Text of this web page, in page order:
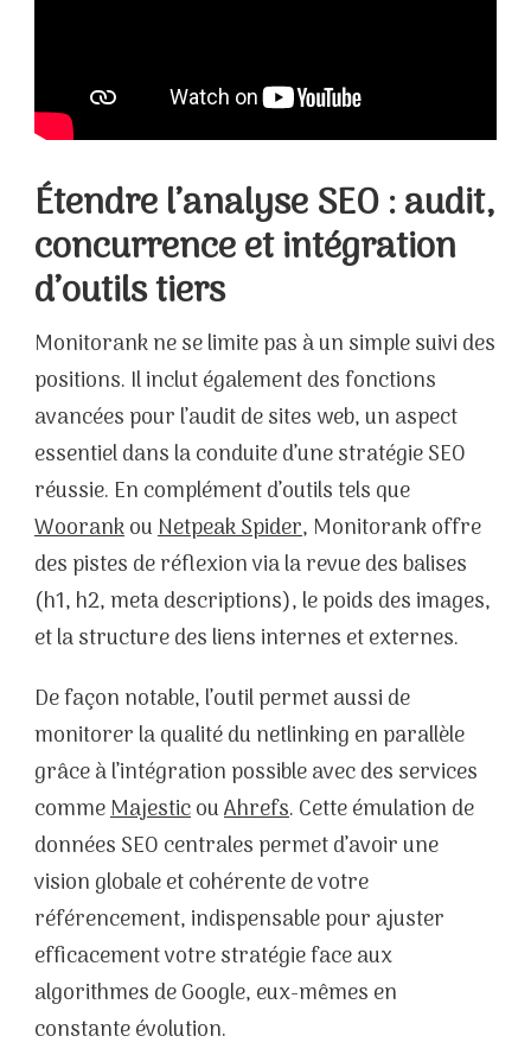
Étendre l’analyse SEO : audit,
concurrence et intégration
d’outils tiers
Monitorank ne se limite pas à un simple suivi des
positions. Il inclut également des fonctions
avancées pour l’audit de sites web, un aspect
essentiel dans la conduite d’une stratégie SEO
réussie. En complément d’outils tels que
WoorankouNetpeak Spider, Monitorank offre
des pistes de réflexion via la revue des balises
(h1, h2, meta descriptions), le poids des images,
et la structure des liens internes et externes.
De façon notable, l’outil permet aussi de
monitorer la qualité du netlinking en parallèle
grâce à l’intégration possible avec des services
commeMajesticouAhrefs. Cette émulation de
données SEO centrales permet d’avoir une
vision globale et cohérente de votre
référencement, indispensable pour ajuster
efficacement votre stratégie face aux
algorithmes de Google, eux-mêmes en
constante évolution.